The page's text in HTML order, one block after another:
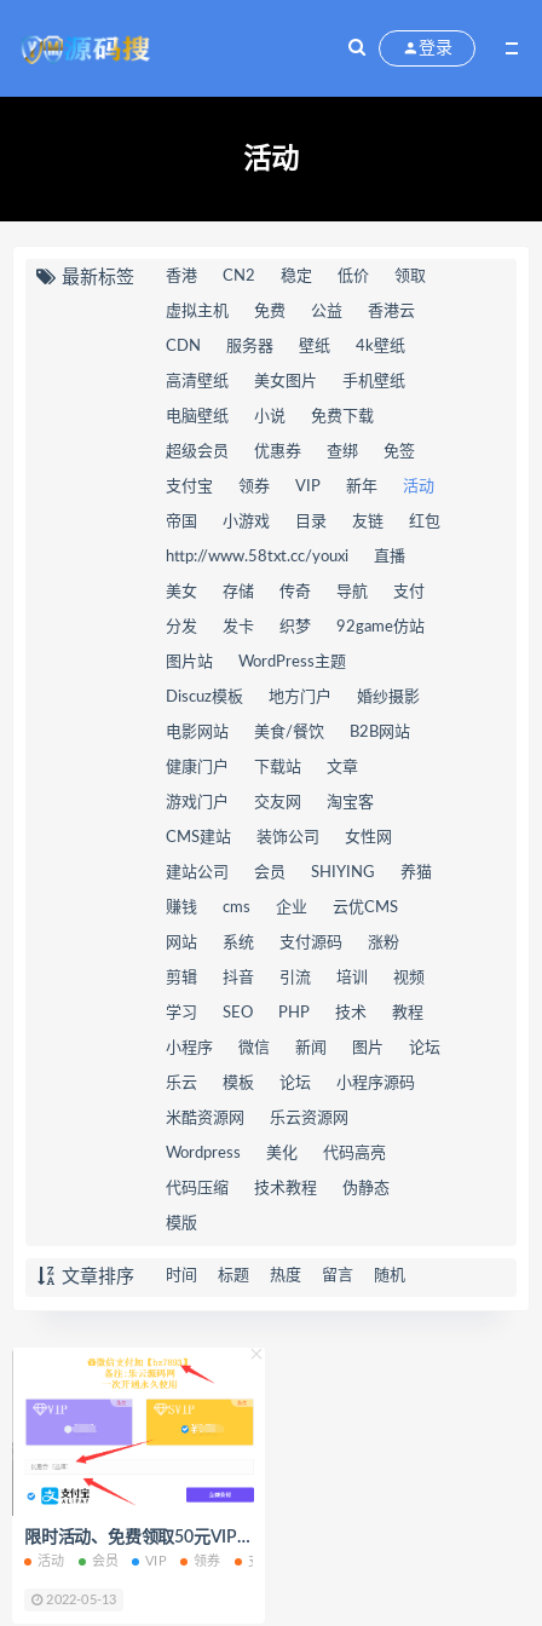
登录
活动
最新标签 香港 CN2 稳定 低价 领取
虚拟主机 免费 公益 香港云
CDN 服务器 壁纸 4k壁纸
高清壁纸 美女图片 手机壁纸
电脑壁纸 小说 免费下载
超级会员 优惠券 查绑 免签
支付宝 领券 VIP 新年 活动
帝国 小游戏 目录 友链 红包
http://www.58txt.cc/youxi 直播
美女 存储 传奇 导航 支付
分发 发卡 织梦 92game仿站
图片站 WordPress主题
Discuz模板 地方门户 婚纱摄影
电影网站 美食/餐饮 B2B网站
健康门户 下载站 文章
游戏门户 交友网 淘宝客
CMS建站 装饰公司 女性网
建站公司 会员 SHIYING 养猫
赚钱 cms 企业 云优CMS
网站 系统 支付源码 涨粉
剪辑 抖音 引流 培训 视频
学习 SEO PHP 技术 教程
小程序 微信 新闻 图片 论坛
乐云 模板 论坛 小程序源码
米酷资源网 乐云资源网
Wordpress 美化 代码高亮
代码压缩 技术教程 伪静态
模版
文章排序 时间 标题 热度 留言 随机
限时活动、免费领取50元VIP卷
活动 会员 VIP 领券 支付
2022-05-13